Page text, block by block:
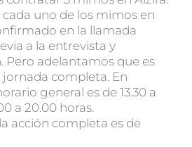
cada uno de los mimos en
en la llamada
a la entrevista y
Pero adelantamos que es
completa. En
general es de 13.30 a
a 20.00 horas.
acción completa es de